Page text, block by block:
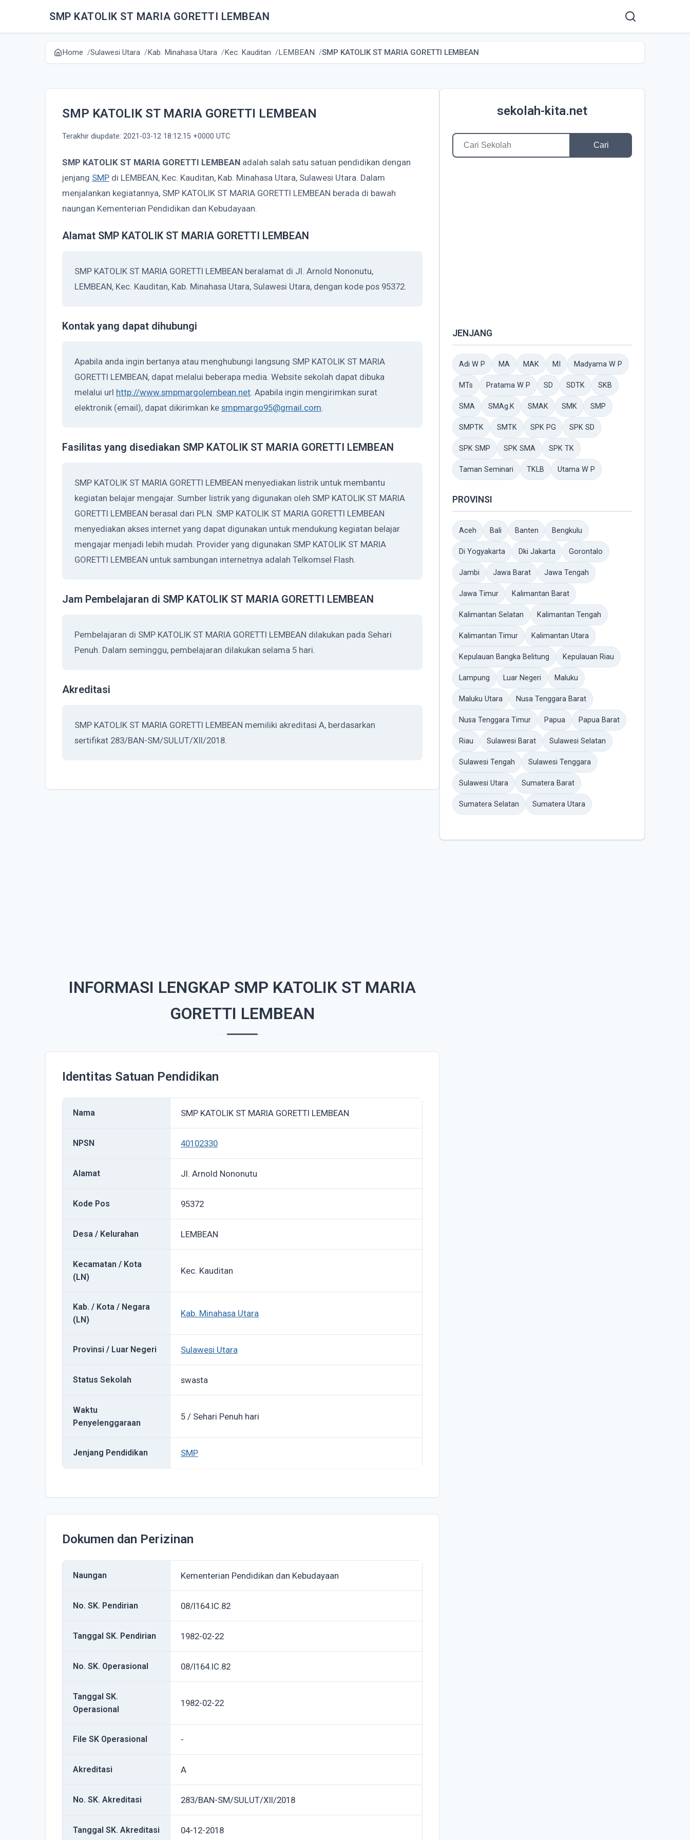
SMP KATOLIK ST MARIA GORETTI LEMBEAN
Home Sulawesi Utara Kab. Minahasa Utara Kec. Kauditan LEMBEAN SMP KATOLIK ST MARIA GORETTI LEMBEAN
SMP KATOLIK ST MARIA GORETTI LEMBEAN
Terakhir diupdate: 2021-03-12 18:12:15 +0000 UTC
SMP KATOLIK ST MARIA GORETTI LEMBEAN adalah salah satu satuan pendidikan dengan
jenjang SMP di LEMBEAN, Kec. Kauditan, Kab. Minahasa Utara, Sulawesi Utara. Dalam
menjalankan kegiatannya, SMP KATOLIK ST MARIA GORETTI LEMBEAN berada di bawah
naungan Kementerian Pendidikan dan Kebudayaan.
Alamat SMP KATOLIK ST MARIA GORETTI LEMBEAN
SMP KATOLIK ST MARIA GORETTI LEMBEAN beralamat di Jl. Arnold Nononutu,
LEMBEAN, Kec. Kauditan, Kab. Minahasa Utara, Sulawesi Utara, dengan kode pos 95372.
Kontak yang dapat dihubungi
Apabila anda ingin bertanya atau menghubungi langsung SMP KATOLIK ST MARIA
GORETTI LEMBEAN, dapat melalui beberapa media. Website sekolah dapat dibuka
melalui url http://www.smpmargolembean.net. Apabila ingin mengirimkan surat
elektronik (email), dapat dikirimkan ke smpmargo95@gmail.com.
Fasilitas yang disediakan SMP KATOLIK ST MARIA GORETTI LEMBEAN
SMP KATOLIK ST MARIA GORETTI LEMBEAN menyediakan listrik untuk membantu
kegiatan belajar mengajar. Sumber listrik yang digunakan oleh SMP KATOLIK ST MARIA
GORETTI LEMBEAN berasal dari PLN. SMP KATOLIK ST MARIA GORETTI LEMBEAN
menyediakan akses internet yang dapat digunakan untuk mendukung kegiatan belajar
mengajar menjadi lebih mudah. Provider yang digunakan SMP KATOLIK ST MARIA
GORETTI LEMBEAN untuk sambungan internetnya adalah Telkomsel Flash.
Jam Pembelajaran di SMP KATOLIK ST MARIA GORETTI LEMBEAN
Pembelajaran di SMP KATOLIK ST MARIA GORETTI LEMBEAN dilakukan pada Sehari
Penuh. Dalam seminggu, pembelajaran dilakukan selama 5 hari.
Akreditasi
SMP KATOLIK ST MARIA GORETTI LEMBEAN memiliki akreditasi A, berdasarkan
sertifikat 283/BAN-SM/SULUT/XII/2018.
INFORMASI LENGKAP SMP KATOLIK ST MARIA
GORETTI LEMBEAN
Identitas Satuan Pendidikan
Nama SMP KATOLIK ST MARIA GORETTI LEMBEAN
NPSN 40102330
Alamat Jl. Arnold Nononutu
Kode Pos 95372
Desa / Kelurahan LEMBEAN
Kecamatan / Kota
(LN)
Kec. Kauditan
Kab. / Kota / Negara
(LN)
Kab. Minahasa Utara
Provinsi / Luar Negeri Sulawesi Utara
Status Sekolah swasta
Waktu
Penyelenggaraan
5 / Sehari Penuh hari
Jenjang Pendidikan SMP
Dokumen dan Perizinan
Naungan Kementerian Pendidikan dan Kebudayaan
No. SK. Pendirian 08/I164.IC.82
Tanggal SK. Pendirian 1982-02-22
No. SK. Operasional 08/I164.IC.82
Tanggal SK.
Operasional
1982-02-22
File SK Operasional -
Akreditasi A
No. SK. Akreditasi 283/BAN-SM/SULUT/XII/2018
Tanggal SK. Akreditasi 04-12-2018
sekolah-kita.net
Cari
JENJANG
Adi W P MA MAK MI Madyama W P
MTs Pratama W P SD SDTK SKB
SMA SMAg.K SMAK SMK SMP
SMPTK SMTK SPK PG SPK SD
SPK SMP SPK SMA SPK TK
Taman Seminari TKLB Utama W P
PROVINSI
Aceh Bali Banten Bengkulu
Di Yogyakarta Dki Jakarta Gorontalo
Jambi Jawa Barat Jawa Tengah
Jawa Timur Kalimantan Barat
Kalimantan Selatan Kalimantan Tengah
Kalimantan Timur Kalimantan Utara
Kepulauan Bangka Belitung Kepulauan Riau
Lampung Luar Negeri Maluku
Maluku Utara Nusa Tenggara Barat
Nusa Tenggara Timur Papua Papua Barat
Riau Sulawesi Barat Sulawesi Selatan
Sulawesi Tengah Sulawesi Tenggara
Sulawesi Utara Sumatera Barat
Sumatera Selatan Sumatera Utara